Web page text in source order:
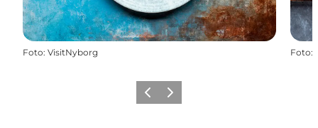
Foto: VisitNyborg Foto:
ForrigeNæste